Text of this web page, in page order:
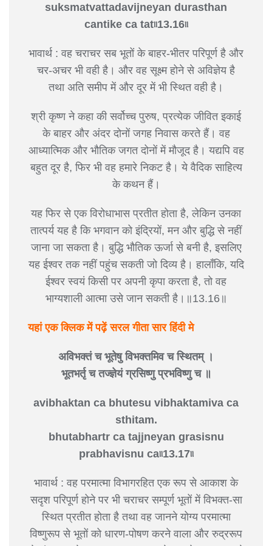
suksmatvattadavijneyan durasthan
cantike ca tat৷৷13.16৷৷
भावार्थ : वह चराचर सब भूतों के बाहर-भीतर परिपूर्ण है और
चर-अचर भी वही है। और वह सूक्ष्म होने से अविज्ञेय है
तथा अति समीप में और दूर में भी स्थित वही है।
श्री कृष्ण ने कहा की सर्वोच्च पुरुष, प्रत्येक जीवित इकाई
के बाहर और अंदर दोनों जगह निवास करते हैं। वह
आध्यात्मिक और भौतिक जगत दोनों में मौजूद है। यद्यपि वह
बहुत दूर है, फिर भी वह हमारे निकट है। ये वैदिक साहित्य
के कथन हैं।
यह फिर से एक विरोधाभास प्रतीत होता है, लेकिन उनका
तात्पर्य यह है कि भगवान को इंद्रियों, मन और बुद्धि से नहीं
जाना जा सकता है। बुद्धि भौतिक ऊर्जा से बनी है, इसलिए
यह ईश्वर तक नहीं पहुंच सकती जो दिव्य है। हालाँकि, यदि
ईश्वर स्वयं किसी पर अपनी कृपा करता है, तो वह
भाग्यशाली आत्मा उसे जान सकती है।॥13.16॥
यहां एक क्लिक में पढ़ें सरल गीता सार हिंदी मे
अविभक्तं च भूतेषु विभक्तमिव च स्थितम् ।
भूतभर्तृ च तज्ज्ञेयं ग्रसिष्णु प्रभविष्णु च ॥
avibhaktan ca bhutesu vibhaktamiva ca
sthitam.
bhutabhartr ca tajjneyan grasisnu
prabhavisnu ca৷৷13.17৷৷
भावार्थ : वह परमात्मा विभागरहित एक रूप से आकाश के
सदृश परिपूर्ण होने पर भी चराचर सम्पूर्ण भूतों में विभक्त-सा
स्थित प्रतीत होता है तथा वह जानने योग्य परमात्मा
विष्णुरूप से भूतों को धारण-पोषण करने वाला और रुद्ररूप